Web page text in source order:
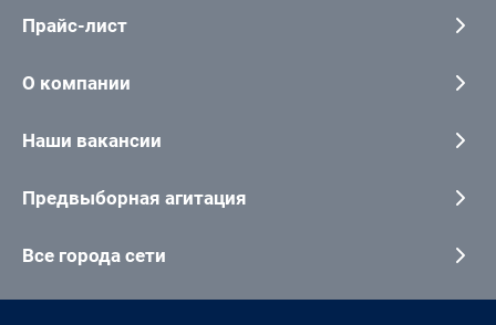
Прайс-лист
О компании
Наши вакансии
Предвыборная агитация
Все города сети